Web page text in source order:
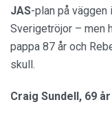
JAS-plan på väggen
Sverigetröjor – men
pappa 87 år och
skull.
Craig Sundell, 69